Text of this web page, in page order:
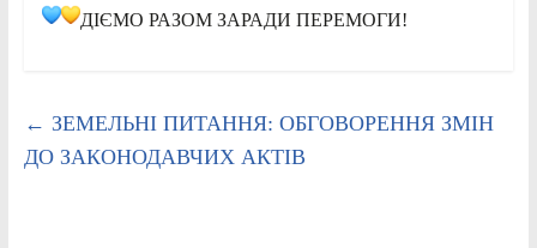
ДІЄМО РАЗОМ ЗАРАДИ ПЕРЕМОГИ!
← ЗЕМЕЛЬНІ ПИТАННЯ: ОБГОВОРЕННЯ ЗМІН
ДО ЗАКОНОДАВЧИХ АКТІВ